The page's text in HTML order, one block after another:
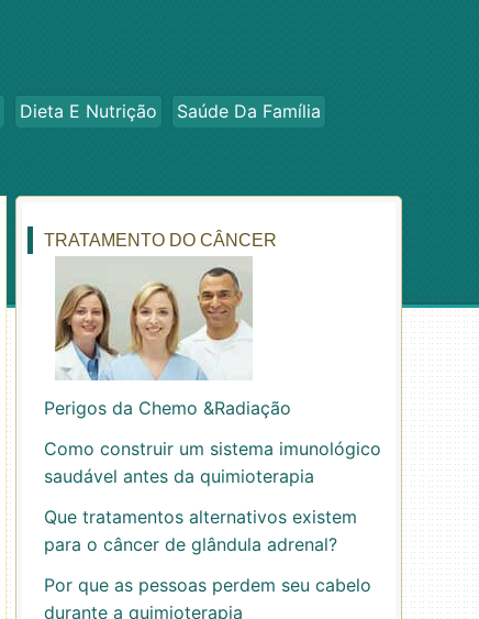
Dieta E Nutrição
Saúde Da Família
TRATAMENTO DO CÂNCER
Perigos da Chemo &Radiação
Como construir um sistema imunológico
saudável antes da quimioterapia
Que tratamentos alternativos existem
para o câncer de glândula adrenal?
Por que as pessoas perdem seu cabelo
durante a quimioterapia